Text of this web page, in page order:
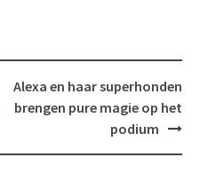
Alexa en haar superhonden
brengen pure magie op het
podium